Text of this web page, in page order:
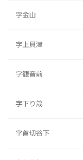
字金山
字上貝津
字観音前
字下り筬
字首切谷下